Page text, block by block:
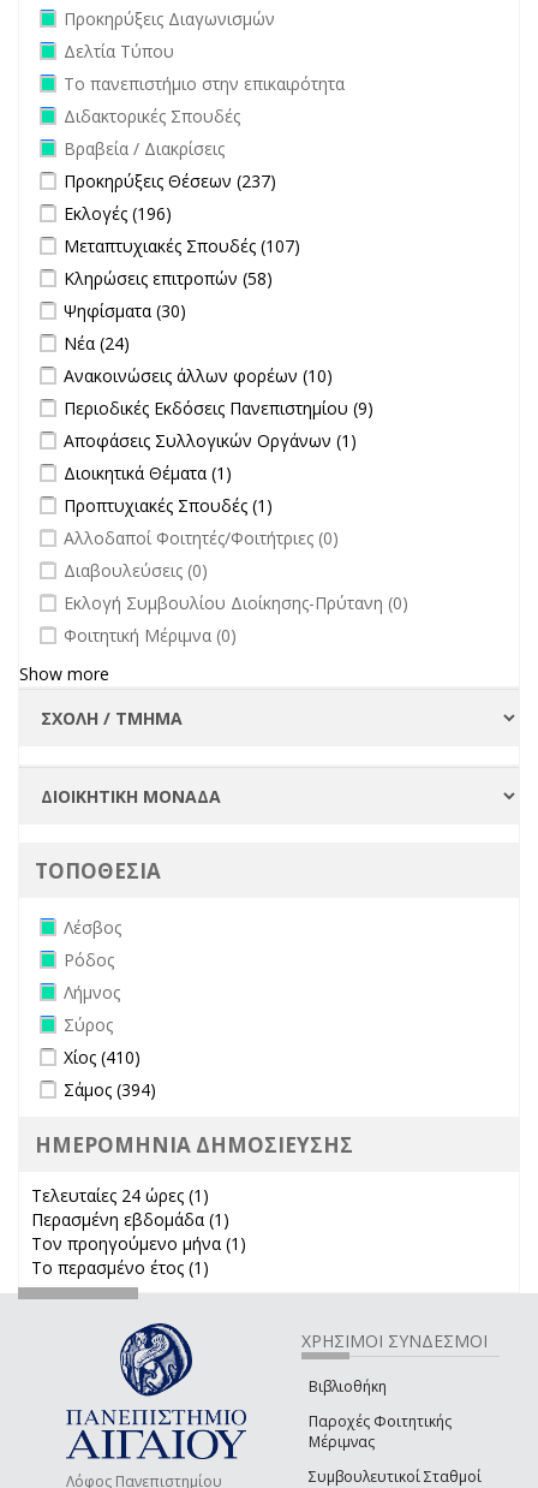
Remove Προκηρύξεις Διαγωνισμών filter
Προκηρύξεις Διαγωνισμών
Remove Δελτία Τύπου filter
Δελτία Τύπου
Remove Το πανεπιστήμιο στην επικαιρότητα filter
Το πανεπιστήμιο στην επικαιρότητα
Remove Διδακτορικές Σπουδές filter
Διδακτορικές Σπουδές
Remove Βραβεία / Διακρίσεις filter
Βραβεία / Διακρίσεις
Apply Προκηρύξεις Θέσεων filter
Προκηρύξεις Θέσεων (237)
Apply Εκλογές filter
Εκλογές (196)
Apply Μεταπτυχιακές Σπουδές filter
Μεταπτυχιακές Σπουδές (107)
Apply Κληρώσεις επιτροπών filter
Κληρώσεις επιτροπών (58)
Apply Ψηφίσματα filter
Ψηφίσματα (30)
Apply Νέα filter
Νέα (24)
Apply Ανακοινώσεις άλλων φορέων filter
Ανακοινώσεις άλλων φορέων (10)
Apply Περιοδικές Εκδόσεις Πανεπιστημίου filter
Περιοδικές Εκδόσεις Πανεπιστημίου (9)
Apply Αποφάσεις Συλλογικών Οργάνων filter
Αποφάσεις Συλλογικών Οργάνων (1)
Apply Διοικητικά Θέματα filter
Διοικητικά Θέματα (1)
Apply Προπτυχιακές Σπουδές filter
Προπτυχιακές Σπουδές (1)
undefined
Αλλοδαποί Φοιτητές/Φοιτήτριες (0)
undefined
Διαβουλεύσεις (0)
undefined
Εκλογή Συμβουλίου Διοίκησης-Πρύτανη (0)
undefined
Φοιτητική Μέριμνα (0)
Show more
ΤΟΠΟΘΕΣΙΑ
Remove Λέσβος filter
Λέσβος
Remove Ρόδος filter
Ρόδος
Remove Λήμνος filter
Λήμνος
Remove Σύρος filter
Σύρος
Apply Χίος filter
Χίος (410)
Apply Σάμος filter
Σάμος (394)
ΗΜΕΡΟΜΗΝΙΑ ΔΗΜΟΣΙΕΥΣΗΣ
Τελευταίες 24 ώρες (1)
Περασμένη εβδομάδα (1)
Τον προηγούμενο μήνα (1)
Το περασμένο έτος (1)
Λόφος Πανεπιστημίου
ΧΡΗΣΙΜΟΙ ΣΥΝΔΕΣΜΟΙ
Βιβλιοθήκη
Παροχές Φοιτητικής
Μέριμνας
Συμβουλευτικοί Σταθμοί